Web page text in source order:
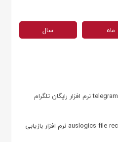
ماه سال
دانلود telegram Desktop 6.5.1 نرم افزار رایگان تلگرام
دانلود auslogics file recovery Pro 12.1.1 نرم افزار بازیابی